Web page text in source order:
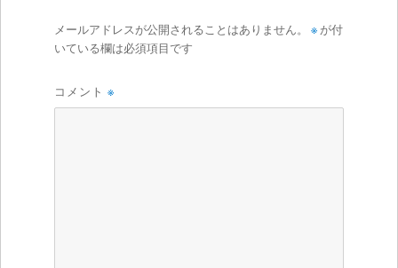
メールアドレスが公開されることはありません。 ※が付
いている欄は必須項目です
コメント ※